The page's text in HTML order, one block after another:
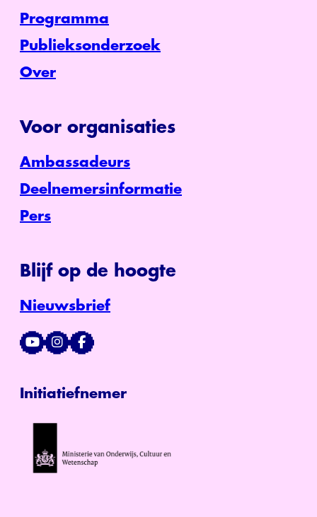
Programma
Publieksonderzoek
Over
Voor organisaties
Ambassadeurs
Deelnemersinformatie
Pers
Blijf op de hoogte
Nieuwsbrief
Initiatiefnemer